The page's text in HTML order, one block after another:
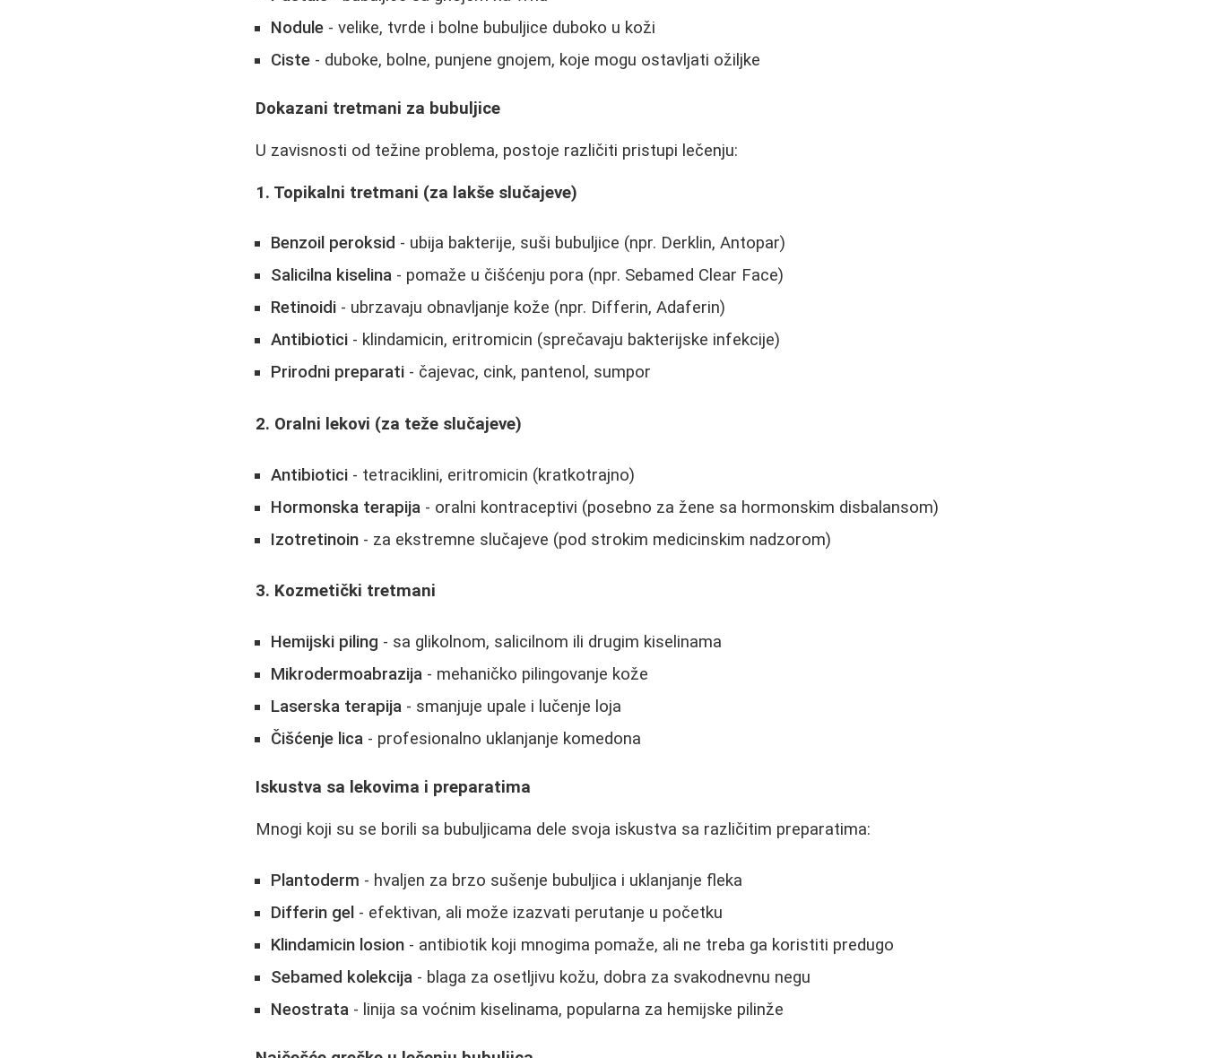
Nodule - velike, tvrde i bolne bubuljice duboko u koži
Ciste - duboke, bolne, punjene gnojem, koje mogu ostavljati ožiljke
Dokazani tretmani za bubuljice
U zavisnosti od težine problema, postoje različiti pristupi lečenju:
1. Topikalni tretmani (za lakše slučajeve)
Benzoil peroksid - ubija bakterije, suši bubuljice (npr. Derklin, Antopar)
Salicilna kiselina - pomaže u čišćenju pora (npr. Sebamed Clear Face)
Retinoidi - ubrzavaju obnavljanje kože (npr. Differin, Adaferin)
Antibiotici - klindamicin, eritromicin (sprečavaju bakterijske infekcije)
Prirodni preparati - čajevac, cink, pantenol, sumpor
2. Oralni lekovi (za teže slučajeve)
Antibiotici - tetraciklini, eritromicin (kratkotrajno)
Hormonska terapija - oralni kontraceptivi (posebno za žene sa hormonskim disbalansom)
Izotretinoin - za ekstremne slučajeve (pod strokim medicinskim nadzorom)
3. Kozmetički tretmani
Hemijski piling - sa glikolnom, salicilnom ili drugim kiselinama
Mikrodermoabrazija - mehaničko pilingovanje kože
Laserska terapija - smanjuje upale i lučenje loja
Čišćenje lica - profesionalno uklanjanje komedona
Iskustva sa lekovima i preparatima
Mnogi koji su se borili sa bubuljicama dele svoja iskustva sa različitim preparatima:
Plantoderm - hvaljen za brzo sušenje bubuljica i uklanjanje fleka
Differin gel - efektivan, ali može izazvati perutanje u početku
Klindamicin losion - antibiotik koji mnogima pomaže, ali ne treba ga koristiti predugo
Sebamed kolekcija - blaga za osetljivu kožu, dobra za svakodnevnu negu
Neostrata - linija sa voćnim kiselinama, popularna za hemijske pilinže